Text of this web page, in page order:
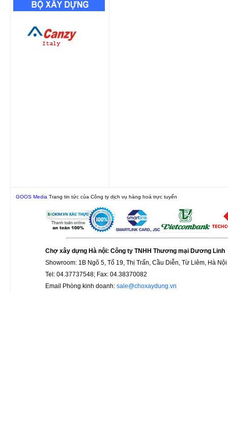
GOOS Media Trang tin tức của Công ty dịch vụ hàng hoá trực tuyến
Chợ xây dựng Hà nội: Công ty TNHH Thương mại Dương Linh
Showroom: 1B Ngõ 5, Tổ 19, Thị Trấn, Cầu Diễn, Từ Liêm, Hà Nội
Tel: 04.37737548; Fax: 04.38370082
Email Phòng kinh doanh: sale@choxaydung.vn